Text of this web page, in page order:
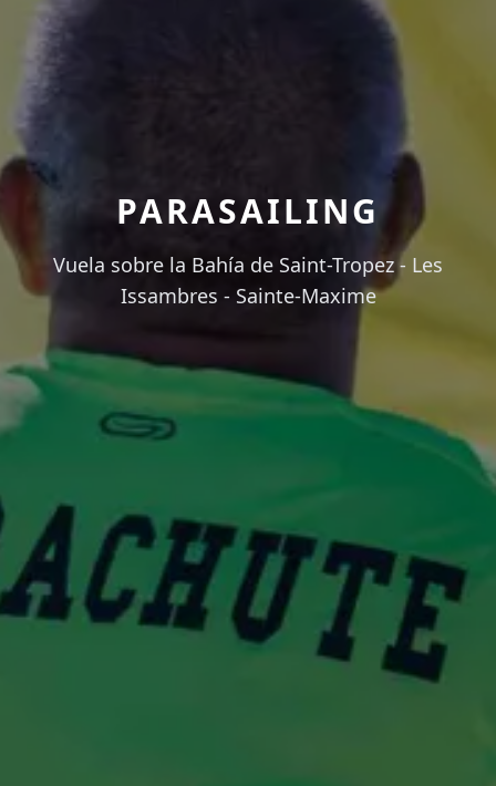
PARASAILING
Vuela sobre la Bahía de Saint-Tropez - Les
Issambres - Sainte-Maxime